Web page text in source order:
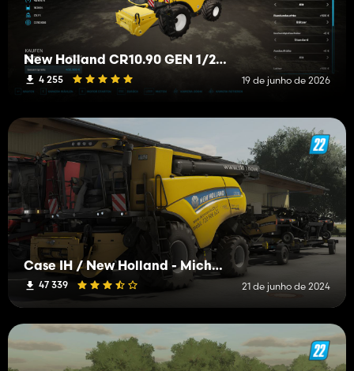
New Holland CR10.90 GEN 1/2/3
4 255 19 de junho de 2026
Case IH / New Holland - Michal Horák Edit
47 339 21 de junho de 2024